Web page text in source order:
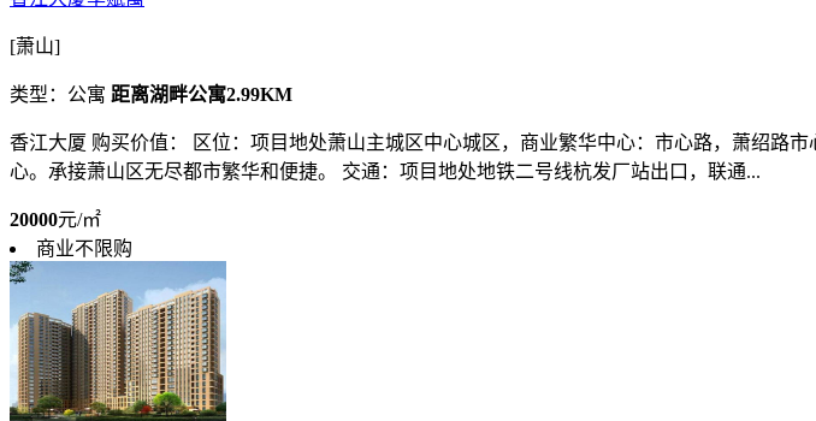
[萧山]
类型：公寓 距离湖畔公寓2.99KM
香江大厦 购买价值： 区位：项目地处萧山主城区中心城区，商业繁华中心：市心路，萧绍路
心。承接萧山区无尽都市繁华和便捷。 交通：项目地处地铁二号线杭发厂站出口，联通...
20000元/㎡
商业不限购